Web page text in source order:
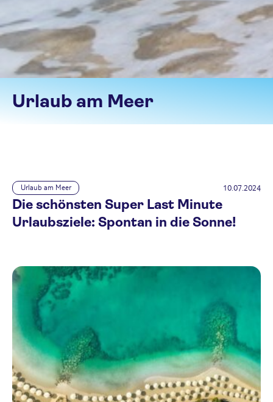
Urlaub am Meer
Urlaub am Meer
Die schönsten Super Last Minute
Urlaubsziele: Spontan in die Sonne!
10.07.2024